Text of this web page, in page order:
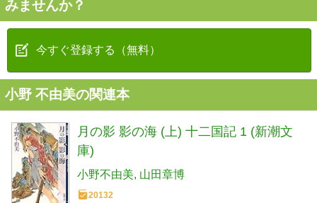
みませんか？
今すぐ登録する（無料）
小野 不由美の関連本
月の影 影の海 (上) 十二国記 1 (新潮文
庫)
小野不由美 山田章博
20132